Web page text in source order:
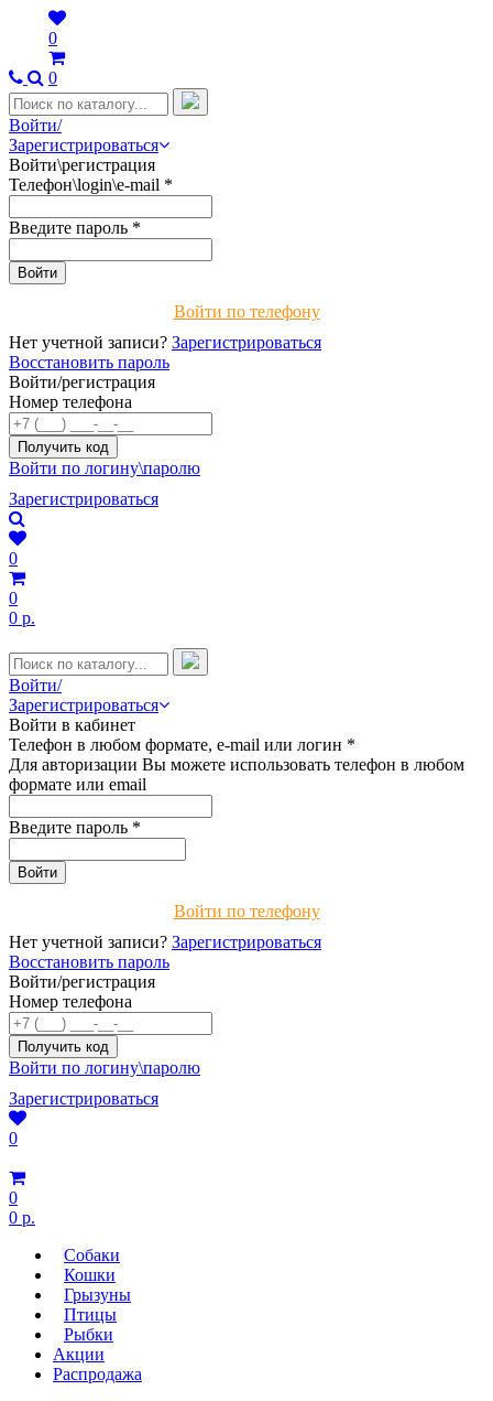
0
0
Войти/
Зарегистрироваться
Войти\регистрация
Телефон\login\e-mail *
Введите пароль *
Войти по телефону
Нет учетной записи? Зарегистрироваться
Восстановить пароль
Войти/регистрация
Номер телефона
Войти по логину\паролю
Зарегистрироваться
0
0
0 р.
Войти/
Зарегистрироваться
Войти в кабинет
Телефон в любом формате, e-mail или логин *
Для авторизации Вы можете использовать телефон в любом
формате или email
Введите пароль *
Войти по телефону
Нет учетной записи? Зарегистрироваться
Восстановить пароль
Войти/регистрация
Номер телефона
Войти по логину\паролю
Зарегистрироваться
0
0
0 р.
Собаки
Кошки
Грызуны
Птицы
Рыбки
Акции
Распродажа